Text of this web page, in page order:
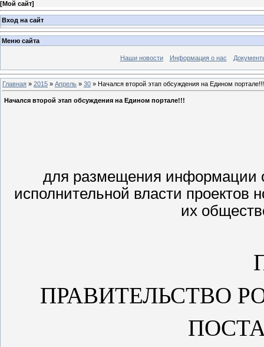
[Мой сайт]
Вход на сайт
Меню сайта
Наши новости Информация о нас
Главная » 2015 » Апрель » 30 » Начался второй этап обсуждения на Едином портале!!!
Начался второй этап обсуждения на Едином портале!!!
для размещения информации
исполнительной власти проектов
их
ПРАВИТЕЛЬСТВО